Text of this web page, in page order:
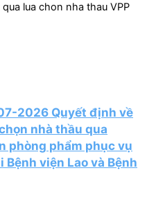
lua chon nha thau VPP
2026 Quyết định về
nhà thầu qua
phòng phẩm phục vụ
viện Lao và Bệnh